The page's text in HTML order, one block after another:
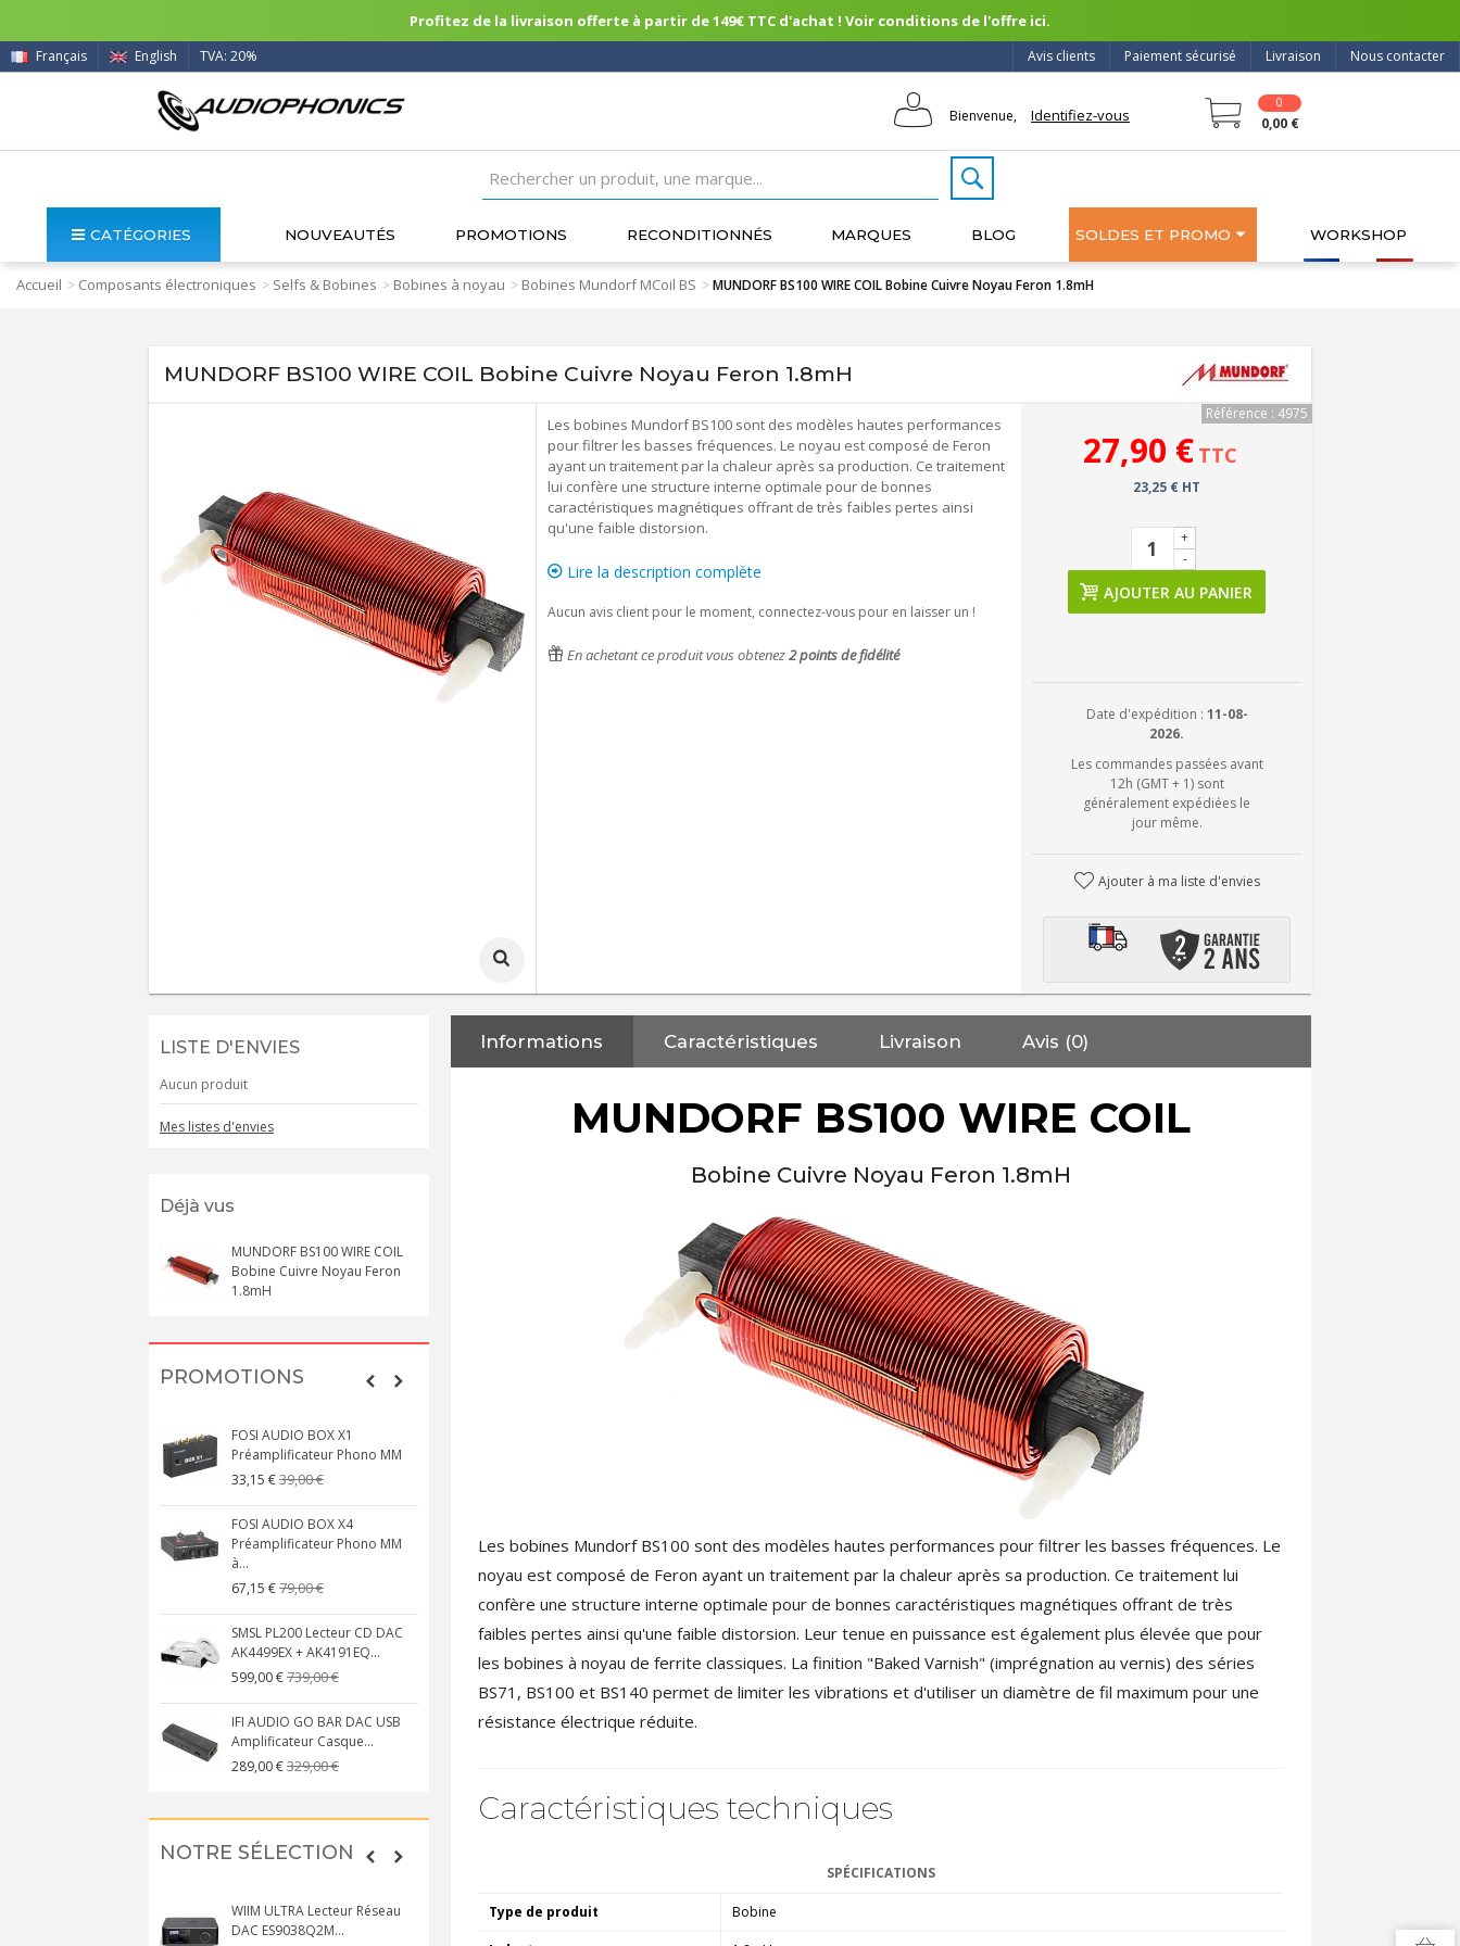
Profitez de la livraison offerte à partir de 149€ TTC d'achat ! Voir conditions de l'offre ici.
Nous contacter
Livraison
Paiement sécurisé
Avis clients
Français English TVA: 20%
Bienvenue, Identifiez-vous
0
0,00 €
CATÉGORIES NOUVEAUTÉS PROMOTIONS RECONDITIONNÉS MARQUES BLOG SOLDES ET PROMO WORKSHOP
Accueil > Composants électroniques > Selfs & Bobines > Bobines à noyau > Bobines Mundorf MCoil BS >MUNDORF BS100 WIRE COIL Bobine Cuivre Noyau Feron 1.8mH
MUNDORF BS100 WIRE COIL Bobine Cuivre Noyau Feron 1.8mH
Les bobines Mundorf BS100 sont des modèles hautes performances
pour filtrer les basses fréquences. Le noyau est composé de Feron
ayant un traitement par la chaleur après sa production. Ce traitement
lui confère une structure interne optimale pour de bonnes
caractéristiques magnétiques offrant de très faibles pertes ainsi
qu'une faible distorsion.
Lire la description complète
Aucun avis client pour le moment, connectez-vous pour en laisser un !
En achetant ce produit vous obtenez2points de fidélité
Référence : 4975
27,90 € TTC
23,25 € HT
-
+
AJOUTER AU PANIER
Date d'expédition : 11-08-
2026.
Les commandes passées avant
12h (GMT + 1) sont
généralement expédiées le
jour même.
Ajouter à ma liste d'envies
LISTE D'ENVIES
Aucun produit
Mes listes d'envies
Déjà vus
MUNDORF BS100 WIRE COIL
Bobine Cuivre Noyau Feron
1.8mH
PROMOTIONS
FOSI AUDIO BOX X1
Préamplificateur Phono MM
33,15 €39,00 €
FOSI AUDIO BOX X4
Préamplificateur Phono MM
à...
67,15 €79,00 €
SMSL PL200 Lecteur CD DAC
AK4499EX + AK4191EQ...
599,00 €739,00 €
IFI AUDIO GO BAR DAC USB
Amplificateur Casque...
289,00 €329,00 €
MKSX4 Enceinte Subwoofer...
149,00 €179,90 €
AUDIOPHONICS DA-S250NC
Amplificateur Intégré...
579,00 €649,00 €
FOSI AUDIO CA30
Amplificateur 4 Voies pour...
NOTRE SÉLECTION
WIIM ULTRA Lecteur Réseau
DAC ES9038Q2M...
AUDIOPHONICS DAW-S250NC
Informations Caractéristiques Livraison Avis (0)
MUNDORF BS100 WIRE COIL
Bobine Cuivre Noyau Feron 1.8mH
Les bobines Mundorf BS100 sont des modèles hautes performances pour filtrer les basses fréquences. Le
noyau est composé de Feron ayant un traitement par la chaleur après sa production. Ce traitement lui
confère une structure interne optimale pour de bonnes caractéristiques magnétiques offrant de très
faibles pertes ainsi qu'une faible distorsion. Leur tenue en puissance est également plus élevée que pour
les bobines à noyau de ferrite classiques. La finition "Baked Varnish" (imprégnation au vernis) des séries
BS71, BS100 et BS140 permet de limiter les vibrations et d'utiliser un diamètre de fil maximum pour une
résistance électrique réduite.
Caractéristiques techniques
SPÉCIFICATIONS
Type de produit Bobine